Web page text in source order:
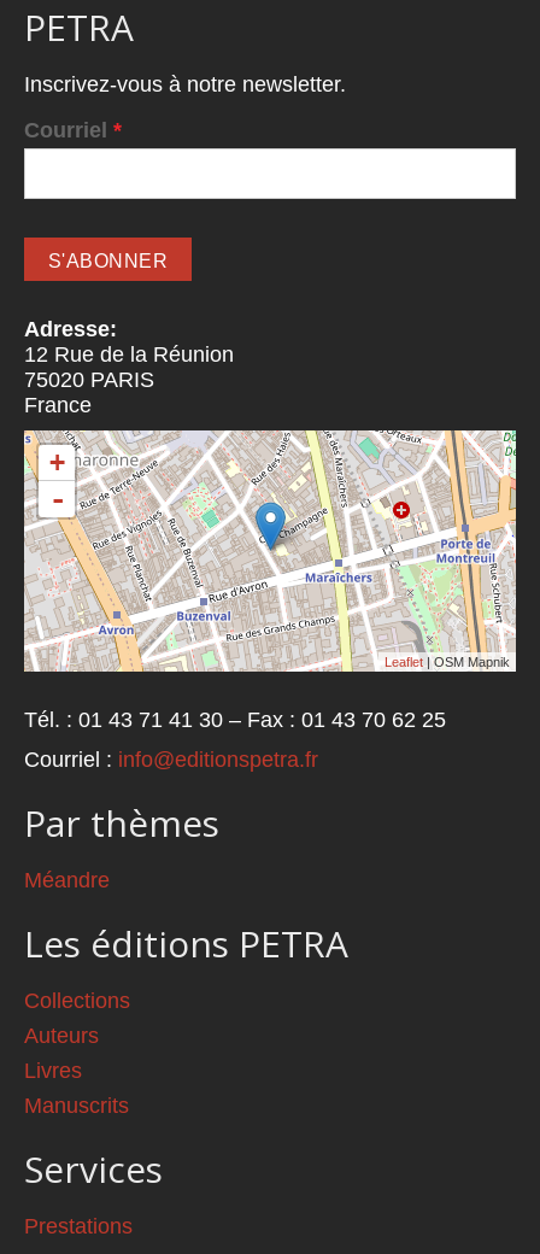
PETRA
Inscrivez-vous à notre newsletter.
Courriel *
Adresse:
12 Rue de la Réunion
75020 PARIS
France
+
-
Leaflet | OSM Mapnik
Tél. : 01 43 71 41 30 – Fax : 01 43 70 62 25
Courriel : info@editionspetra.fr
Par thèmes
Méandre
Les éditions PETRA
Collections
Auteurs
Livres
Manuscrits
Services
Prestations